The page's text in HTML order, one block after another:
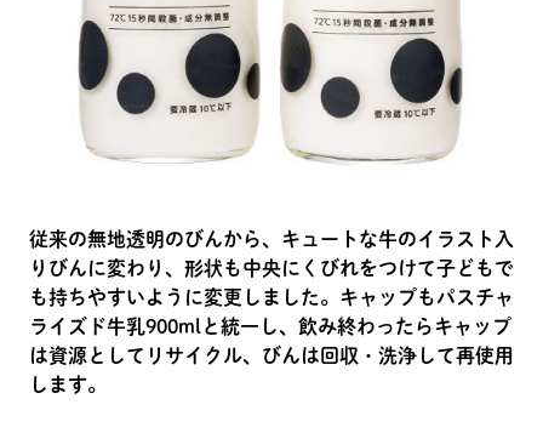
従来の無地透明のびんから、キュートな牛のイラスト入
りびんに変わり、形状も中央にくびれをつけて子どもで
も持ちやすいように変更しました。キャップもパスチャ
ライズド牛乳900mlと統一し、飲み終わったらキャップ
は資源としてリサイクル、びんは回収・洗浄して再使用
します。